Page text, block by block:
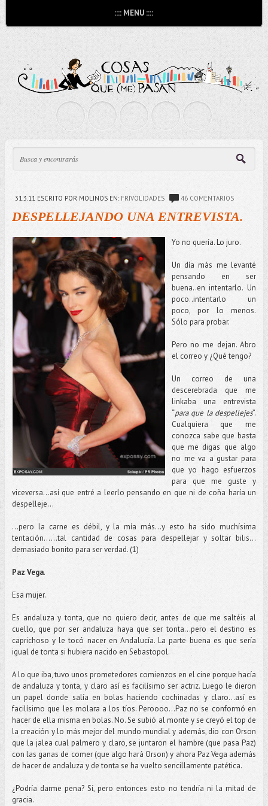
:::: MENU ::::
31.3.11 ESCRITO POR MOLINOS EN: FRIVOLIDADES 46 COMENTARIOS
DESPELLEJANDO UNA ENTREVISTA.
Yo no quería. Lo juro.
Un día más me levanté
pensando en ser
buena..en intentarlo. Un
poco..intentarlo un
poco, por lo menos.
Sólo para probar.
Pero no me dejan. Abro
el correo y ¿Qué tengo?
Un correo de una
descerebrada que me
linkaba una entrevista
“para que la despellejes”.
Cualquiera que me
conozca sabe que basta
que me digas que algo
no me va a gustar para
que yo hago esfuerzos
para que me guste y
viceversa…así que entré a leerlo pensando en que ni de coña haría un
despelleje…
…pero la carne es débil, y la mía más…y esto ha sido muchísima
tentación……tal cantidad de cosas para despellejar y soltar bilis…
demasiado bonito para ser verdad. (1)
Paz Vega.
Esa mujer.
Es andaluza y tonta, que no quiero decir, antes de que me saltéis al
cuello, que por ser andaluza haya que ser tonta…pero el destino es
caprichoso y le tocó nacer en Andalucía. La parte buena es que sería
igual de tonta si hubiera nacido en Sebastopol.
A lo que iba, tuvo unos prometedores comienzos en el cine porque hacía
de andaluza y tonta, y claro así es facilísimo ser actriz. Luego le dieron
un papel donde salía en bolas haciendo cochinadas y claro...así es
facilísimo que les molara a los tíos. Peroooo...Paz no se conformó en
hacer de ella misma en bolas. No. Se subió al monte y se creyó el top de
la creación y lo más mejor del mundo mundial y además, dio con Orson
que la jalea cual palmero y claro, se juntaron el hambre (que pasa Paz)
con las ganas de comer (que algo hará Orson) y ahora Paz Vega además
de hacer de andaluza y de tonta se ha vuelto sencillamente patética.
¿Podría darme pena? Sí, pero entonces esto no tendría ni la mitad de
gracia.